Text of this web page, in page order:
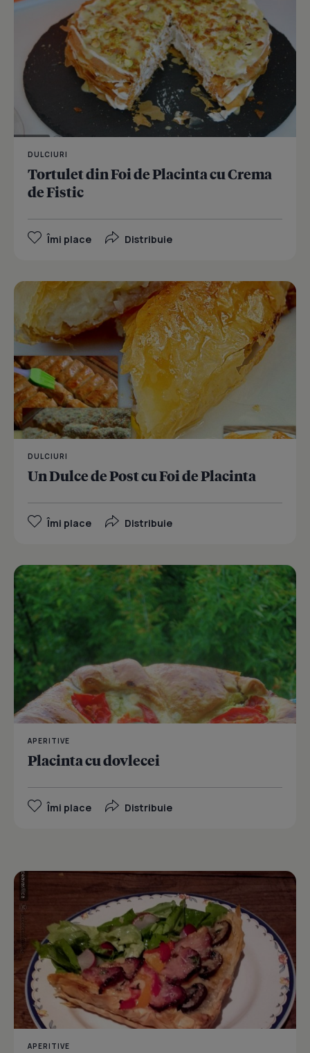
DULCIURI
Tortulet din Foi de Placinta cu Crema
de Fistic
Îmi place Distribuie
DULCIURI
Un Dulce de Post cu Foi de Placinta
Îmi place Distribuie
APERITIVE
Placinta cu dovlecei
Îmi place Distribuie
APERITIVE